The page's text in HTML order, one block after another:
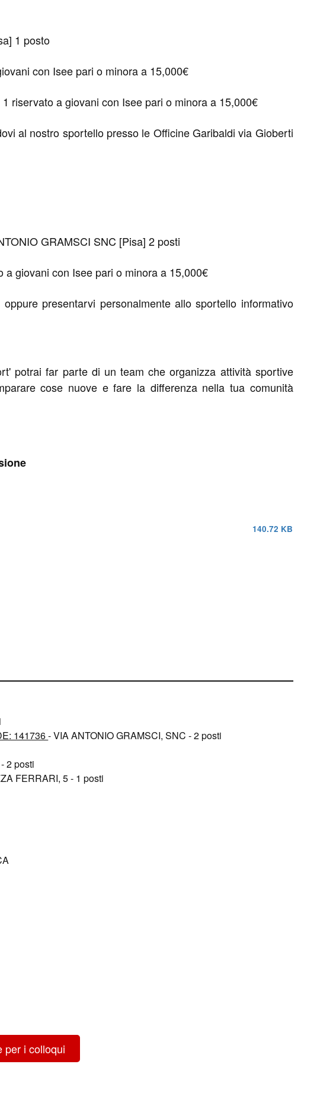
141736- VIA ANTONIO GRAMSCI, SNC - 2 posti
2 posti
FERRARI, 5 - 1 posti
per i colloqui
1 posto
con Isee pari o minora a 15,000€
riservato a giovani con Isee pari o minora a 15,000€
al nostro sportello presso le Officine Garibaldi via Gioberti
GRAMSCI SNC [Pisa] 2 posti
giovani con Isee pari o minora a 15,000€
presentarvi personalmente allo sportello informativo
potrai far parte di un team che organizza attività sportive
cose nuove e fare la differenza nella tua comunità
140.72 KB